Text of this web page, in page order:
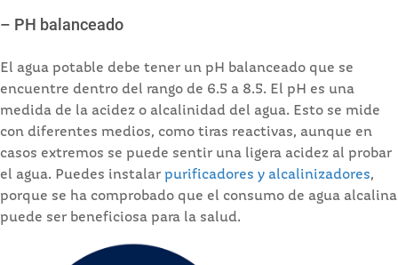
– PH balanceado
El agua potable debe tener un pH balanceado que se
encuentre dentro del rango de 6.5 a 8.5. El pH es una
medida de la acidez o alcalinidad del agua. Esto se mide
con diferentes medios, como tiras reactivas, aunque en
casos extremos se puede sentir una ligera acidez al probar
el agua. Puedes instalar purificadores y alcalinizadores,
porque se ha comprobado que el consumo de agua alcalina
puede ser beneficiosa para la salud.